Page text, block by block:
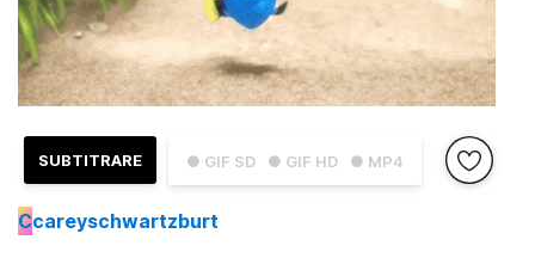
● GIF SD ● GIF HD ● MP4
SUBTITRARE
Ccareyschwartzburt